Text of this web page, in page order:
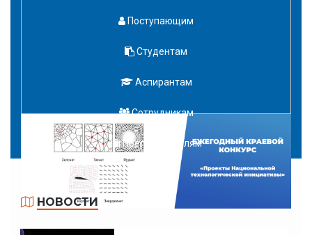
Поступающим
Студентам
Аспирантам
Сотрудникам
Преподавателям
НОВОСТИ